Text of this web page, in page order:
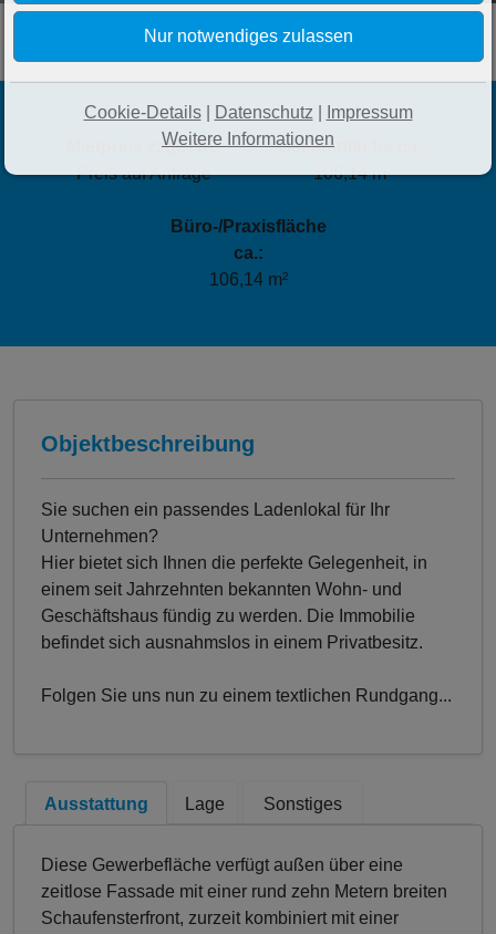
Mietpreis zzgl. NK:
Preis auf Anfrage
Gesamtfläche ca.:
106,14 m²
Büro-/Praxisfläche
ca.:
106,14 m²
Objektbeschreibung
Sie suchen ein passendes Ladenlokal für Ihr
Unternehmen?
Hier bietet sich Ihnen die perfekte Gelegenheit, in
einem seit Jahrzehnten bekannten Wohn- und
Geschäftshaus fündig zu werden. Die Immobilie
befindet sich ausnahmslos in einem Privatbesitz.
Folgen Sie uns nun zu einem textlichen Rundgang...
Ausstattung Lage Sonstiges
Diese Gewerbefläche verfügt außen über eine
zeitlose Fassade mit einer rund zehn Metern breiten
Schaufensterfront, zurzeit kombiniert mit einer
Cookie-Details| Datenschutz
Impressum
Weitere Informationen